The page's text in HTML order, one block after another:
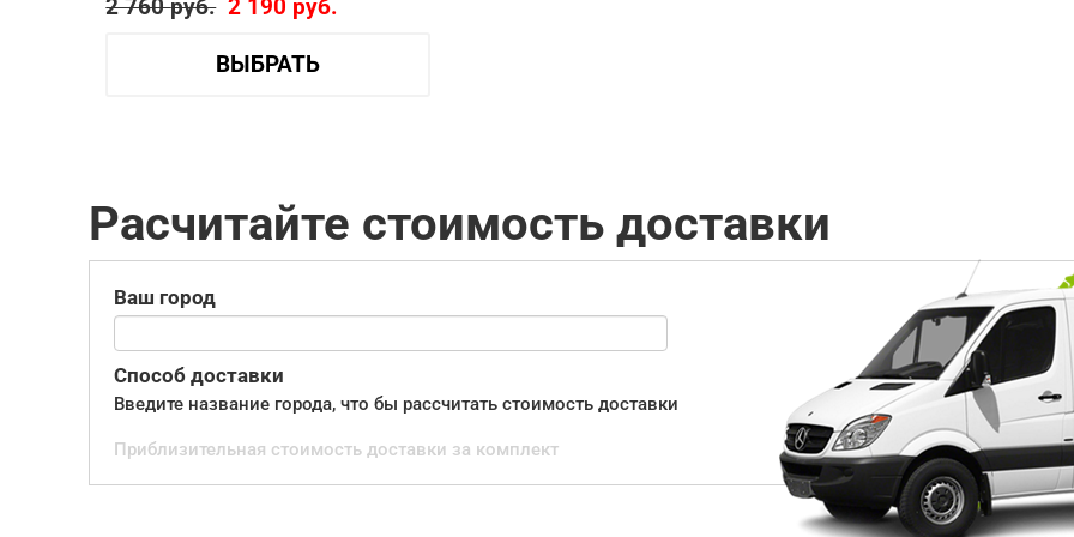
2 760руб. 2 190 руб.
ВЫБРАТЬ
Расчитайте стоимость доставки
Ваш город
Способ доставки
Введите название города, что бы рассчитать стоимость доставки
Приблизительная стоимость доставки за комплект